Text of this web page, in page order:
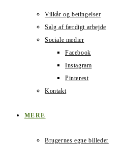
Vilkår og betingelser
Salg af færdigt arbejde
Sociale medier
Facebook
Instagram
Pinterest
Kontakt
MERE
Brugernes egne billeder